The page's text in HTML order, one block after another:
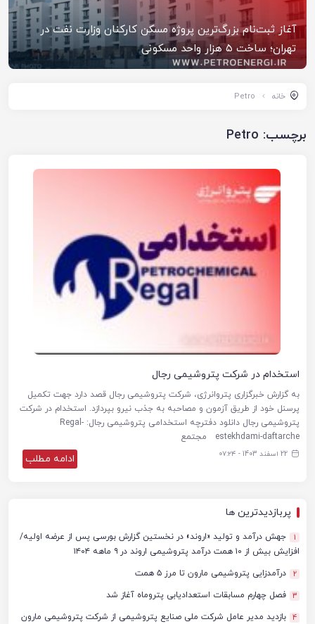
آغاز ثبت‌نام بزرگ‌ترین پروژه مسکن کارکنان وزارت نفت در
تهران؛ ساخت ۵ هزار واحد مسکونی
خانه Petro
برچسب: Petro
استخدام در شرکت پتروشیمی رجال
به گزارش خبرگزاری پتروانرژی، شرکت پتروشیمی رجال قصد دارد جهت تکمیل
پرسنل خود از طریق آزمون و مصاحبه به جذب نیرو بپردازد. استخدام در شرکت
پتروشیمی رجال دانلود دفترچه استخدامی پتروشیمی رجال: Regal-
estekhdami-daftarche مجتمع
22 اسفند 1403 - ۰۷:۲۴ ادامه مطلب
پربازدیدترین ها
1
جهش درآمد و تولید «اروند» در نخستین گزارش بورسی پس از عرضه اولیه/
افزایش بیش از ۱۰ همت درآمد پتروشیمی اروند در ۹ ماهه ۱۴۰۴
2 درآمدزایی پتروشیمی مارون تا مرز ۵ همت
3 فصل چهارم مسابقات استعدادیابی پتروماه آغاز شد
4 بازدید مدیر عامل شرکت ملی صنایع پتروشیمی از شرکت پتروشیمی مارون